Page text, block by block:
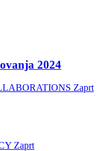
2024
Zaprt
Zaprt